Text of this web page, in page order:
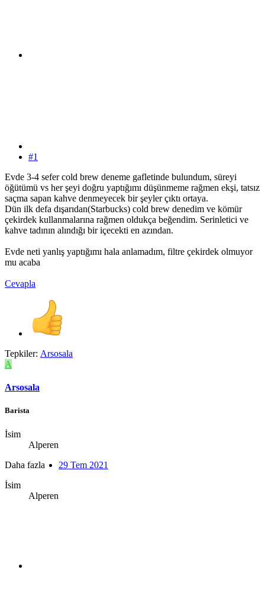
#1
Evde 3-4 sefer cold brew deneme gafletinde bulundum, süreyi
öğütümü vs her şeyi doğru yaptığımı düşünmeme rağmen ekşi, tatsız
saçma sapan kahve denmeyecek bir şeyler çıktı ortaya.
Dün ilk defa dışarıdan(Starbucks) cold brew denedim ve kömür
çekirdek kullanmalarına rağmen oldukça beğendim. Serinletici ve
kahve tadının alındığı bir içecekti en azından.
Evde neti yanlış yaptığımı hala anlamadım, filtre çekirdek olmuyor
mu acaba
Cevapla
Tepkiler: Arsosala
A
Arsosala
Barista
İsim
Alperen
Daha fazla
İsim
Alperen
29 Tem 2021